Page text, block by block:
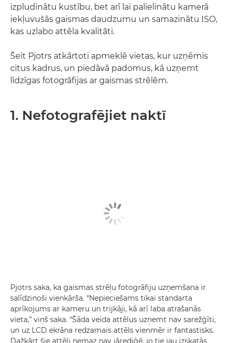
izpludinātu kustību, bet arī lai palielinātu kamerā
iekļuvušās gaismas daudzumu un samazinātu ISO,
kas uzlabo attēla kvalitāti.
Šeit Pjotrs atkārtoti apmeklē vietas, kur uzņēmis
citus kadrus, un piedāvā padomus, kā uzņemt
līdzīgas fotogrāfijas ar gaismas strēlēm.
1. Nefotografējiet naktī
Pjotrs saka, ka gaismas strēļu fotogrāfiju uzņemšana ir
salīdzinoši vienkārša. “Nepieciešams tikai standarta
aprīkojums ar kameru un trijkāji, kā arī laba atrašanās
vieta,” viņš saka. “Šāda veida attēlus uzņemt nav sarežģīti,
un uz LCD ekrāna redzamais attēls vienmēr ir fantastisks.
Dažkārt šie attēli nemaz nav jārediģē, jo tie jau izskatās